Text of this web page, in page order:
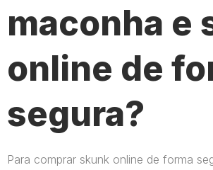
maconha e
online de
segura?
Para comprar skunk online de forma